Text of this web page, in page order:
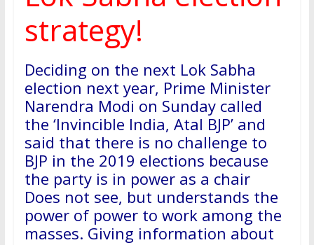
strategy!
Deciding on the next Lok Sabha
election next year, Prime Minister
Narendra Modi on Sunday called
the ‘Invincible India, Atal BJP’ and
said that there is no challenge to
BJP in the 2019 elections because
the party is in power as a chair
Does not see, but understands the
power of power to work among the
masses. Giving information about